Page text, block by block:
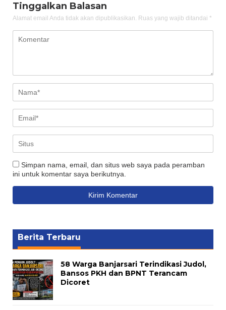
Tinggalkan Balasan
Alamat email Anda tidak akan dipublikasikan. Ruas yang wajib ditandai *
Simpan nama, email, dan situs web saya pada peramban
ini untuk komentar saya berikutnya.
Berita Terbaru
58 Warga Banjarsari Terindikasi Judol,
Bansos PKH dan BPNT Terancam
Dicoret